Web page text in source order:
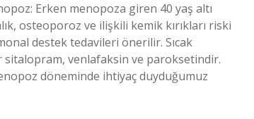
Erken menopoza giren 40 yaş altı
osteoporoz ve ilişkili kemik kırıkları riski
destek tedavileri önerilir. Sıcak
sitalopram, venlafaksin ve paroksetindir.
döneminde ihtiyaç duyduğumuz